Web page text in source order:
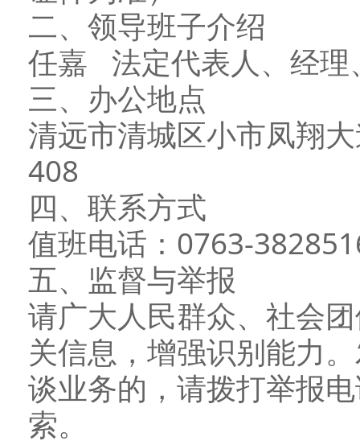
二、领导班子介绍
任嘉 法定代表人、经理
三、办公地点
清远市清城区小市凤翔
408
四、联系方式
值班电话：0763-
五、监督与举报
请广大人民群众、社会
关信息，增强识别能力
谈业务的，请拨打举报
索。